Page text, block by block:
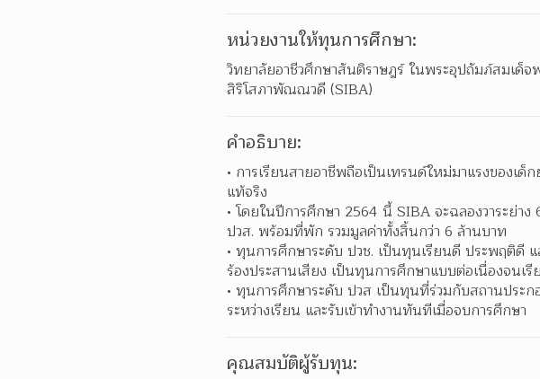
หน่วยงานให้ทุนการศึกษา:
วิทยาลัยอาชีวศึกษาสันติราษฎร์ ในพระอุปถัมภ์สมเด็จ
สิริโสภาพัณณวดี (SIBA)
คำอธิบาย:
การเรียนสายอาชีพถือเป็นเทรนด์ใหม่มาแรงของเ
แท้จริง
โดยในปีการศึกษา 2564 นี้ SIBA จะฉลองวาระย่
ปวส. พร้อมที่พัก รวมมูลค่าทั้งสิ้นกว่า 6 ล้านบาท
ทุนการศึกษาระดับ ปวช. เป็นทุนเรียนดี ประพฤติดี
ร้องประสานเสียง เป็นทุนการศึกษาแบบต่อเนื่องจนเ
ทุนการศึกษาระดับ ปวส เป็นทุนที่ร่วมกับสถานประ
ระหว่างเรียน และรับเข้าทำงานทันทีเมื่อจบการศึกษา
คุณสมบัติผู้รับทุน: